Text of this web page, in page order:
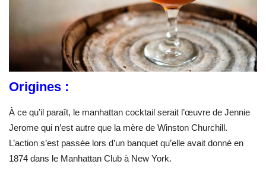
Origines :
À ce qu’il paraît, le manhattan cocktail serait l’œuvre de Jennie
Jerome qui n’est autre que la mère de Winston Churchill.
L’action s’est passée lors d’un banquet qu’elle avait donné en
1874 dans le Manhattan Club à New York.